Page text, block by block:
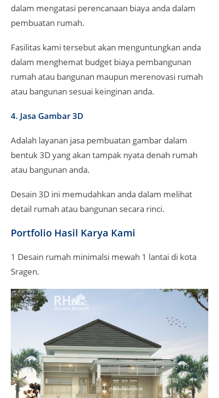
dalam mengatasi perencanaan biaya anda dalam
pembuatan rumah.
Fasilitas kami tersebut akan menguntungkan anda
dalam menghemat budget biaya pembangunan
rumah atau bangunan maupun merenovasi rumah
atau bangunan sesuai keinginan anda.
4. Jasa Gambar 3D
Adalah layanan jasa pembuatan gambar dalam
bentuk 3D yang akan tampak nyata denah rumah
atau bangunan anda.
Desain 3D ini memudahkan anda dalam melihat
detail rumah atau bangunan secara rinci.
Portfolio Hasil Karya Kami
1 Desain rumah minimalsi mewah 1 lantai di kota
Sragen.